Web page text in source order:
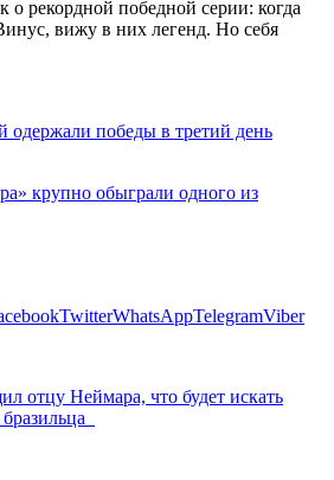
победы в третий день
крупно обыграли одного из
TwitterWhatsAppTelegramViber
отцу Неймара, что будет искать